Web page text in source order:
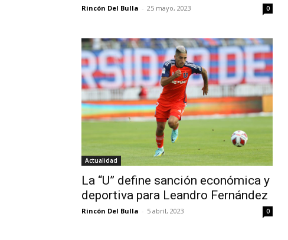
Rincón Del Bulla - 25 mayo, 2023 0
Actualidad
La “U” define sanción económica y
deportiva para Leandro Fernández
Rincón Del Bulla - 5 abril, 2023 0